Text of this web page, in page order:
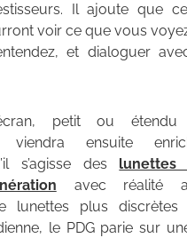
Il ajoute que
voir ce que vous
et dialoguer
écran, petit ou
viendra ensuite
s’agisse des lunettes
avec réalité
lunettes plus
le PDG parie sur